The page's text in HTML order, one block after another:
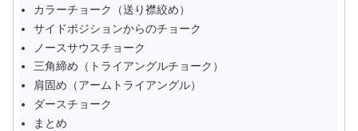
カラーチョーク（送り襟絞め）
サイドポジションからのチョーク
ノースサウスチョーク
三角締め（トライアングルチョーク）
肩固め（アームトライアングル）
ダースチョーク
まとめ